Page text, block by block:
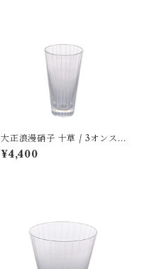
大正浪漫硝子 十草 / 3オンスタ
ンブラー ｜ 廣田硝子
¥4,400